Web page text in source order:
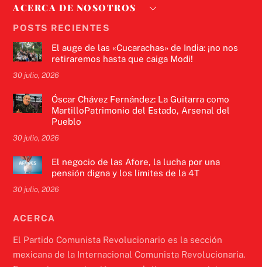
ACERCA DE NOSOTROS
POSTS RECIENTES
El auge de las «Cucarachas» de India: ¡no nos
retiraremos hasta que caiga Modi!
30 julio, 2026
Óscar Chávez Fernández: La Guitarra como
MartilloPatrimonio del Estado, Arsenal del
Pueblo
30 julio, 2026
El negocio de las Afore, la lucha por una
pensión digna y los límites de la 4T
30 julio, 2026
ACERCA
El Partido Comunista Revolucionario es la sección
mexicana de la Internacional Comunista Revolucionaria.